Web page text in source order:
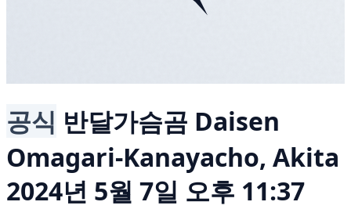
공식 반달가슴곰 Daisen
Omagari-Kanayacho, Akita
2024년 5월 7일 오후 11:37